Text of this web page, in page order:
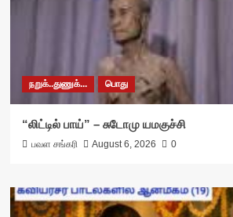
நறுக்..துணுக்... பொது
“லிட்டில் பாய்” – சுடோமு யமகுச்சி
பவள சங்கரி August 6, 2026 0